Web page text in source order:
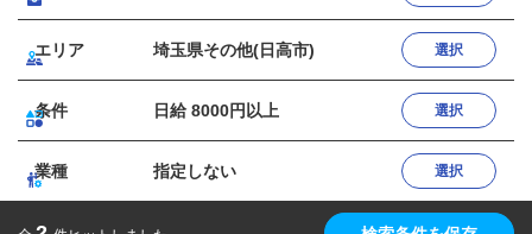
エリア 埼玉県その他(日高市) 選択
条件 日給 8000円以上 選択
業種 指定しない 選択